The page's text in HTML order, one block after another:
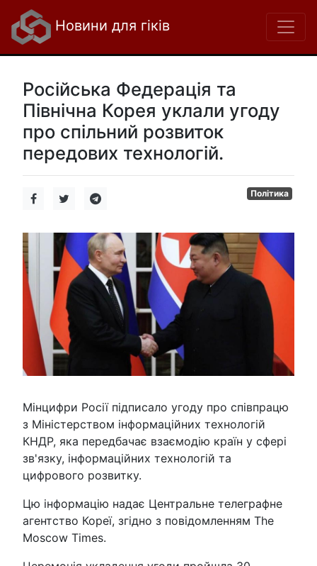
Новини для гіків
Російська Федерація та
Північна Корея уклали угоду
про спільний розвиток
передових технологій.
Політика
Мінцифри Росії підписало угоду про співпрацю
з Міністерством інформаційних технологій
КНДР, яка передбачає взаємодію країн у сфері
зв'язку, інформаційних технологій та
цифрового розвитку.
Цю інформацію надає Центральне телеграфне
агентство Кореї, згідно з повідомленням The
Moscow Times.